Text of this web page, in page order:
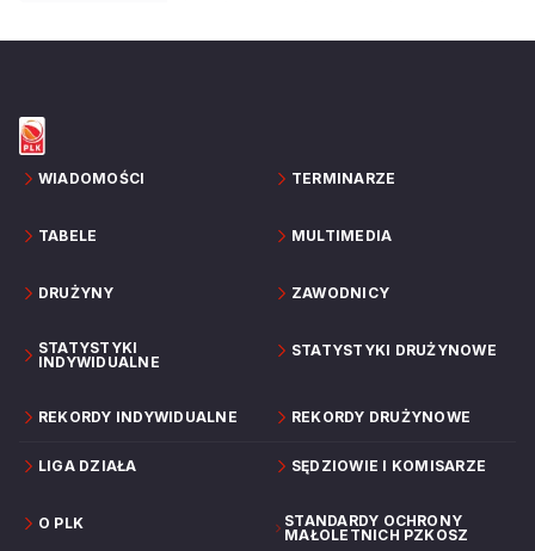
WIADOMOŚCI TERMINARZE
TABELE MULTIMEDIA
DRUŻYNY ZAWODNICY
STATYSTYKI
INDYWIDUALNE
STATYSTYKI DRUŻYNOWE
REKORDY INDYWIDUALNE REKORDY DRUŻYNOWE
LIGA DZIAŁA SĘDZIOWIE I KOMISARZE
O PLK
STANDARDY OCHRONY
MAŁOLETNICH PZKOSZ